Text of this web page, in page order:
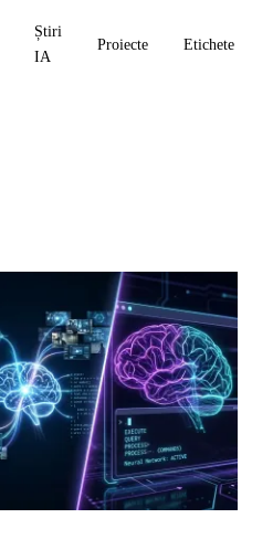
Știri
IA
Proiecte Etichete